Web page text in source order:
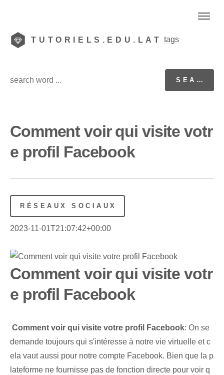
TUTORIELS.EDU.LAT tags
Comment voir qui visite votr
e profil Facebook
RÉSEAUX SOCIAUX
2023-11-01T21:07:42+00:00
Comment voir qui visite votr
e profil Facebook
Comment voir qui visite votre profil Facebook: On se
demande toujours qui s'intéresse à notre vie virtuelle ‌et c
ela vaut aussi pour notre compte Facebook. Bien que la ⁢p
lateforme ne fournisse pas de fonction directe pour voir⁢ q